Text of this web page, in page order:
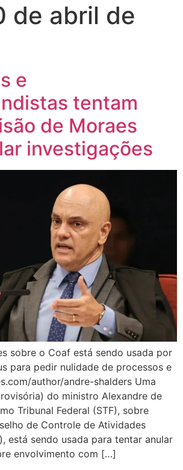
de abril de
e
tentam
de Moraes
investigações
sobre o Coaf está sendo usada por
para pedir nulidade de processos e
author/andre-shalders Uma
do ministro Alexandre de
Tribunal Federal (STF), sobre
de Controle de Atividades
está sendo usada para tentar anular
envolvimento com […]